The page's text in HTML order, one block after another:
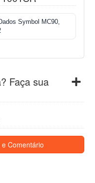
Symbol MC90,
Faça sua
Comentário